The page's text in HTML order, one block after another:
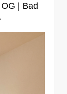
| Bad